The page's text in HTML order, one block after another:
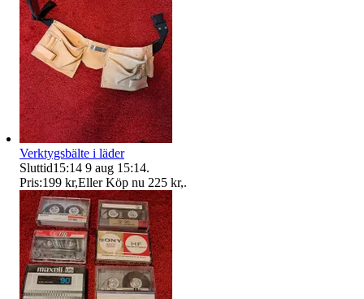
Verktygsbälte i läder
Sluttid15:14 9 aug 15:14.
Pris:199 kr,Eller Köp nu 225 kr,.